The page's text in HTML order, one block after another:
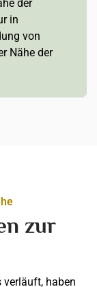
der
in
von
Nähe der
zur
verläuft, haben